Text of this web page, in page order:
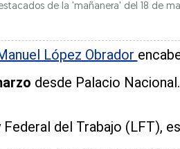
de la 'mañanera' del 18 de
López Obrador
desde Palacio Nacional.
del Trabajo (LFT),